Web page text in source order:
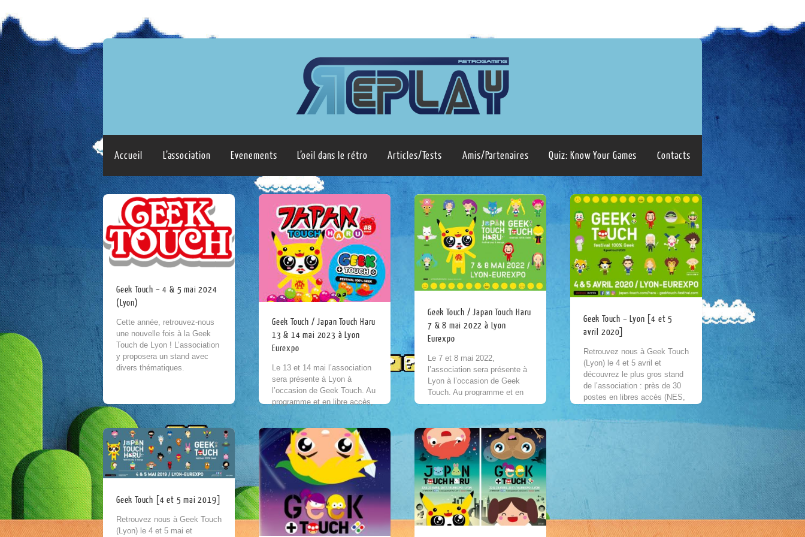
Accueil L’association Evenements L’oeil dans le rétro Articles/Tests Amis/Partenaires Quiz: Know Your Games Contacts
Geek Touch – 4 & 5 mai 2024
(Lyon)
Cette année, retrouvez-nous
une nouvelle fois à la Geek
Touch de Lyon ! L’association
y proposera un stand avec
divers thématiques.
l’Atarai 2600...
Geek Touch / Japan Touch Haru
13 & 14 mai 2023 à Lyon
Eurexpo
Le 13 et 14 mai l’association
sera présente à Lyon à
l’occasion de Geek Touch. Au
programme et en libre accès,
machines mythiques que
nous proposons de...
Geek Touch / Japan Touch Haru
7 & 8 mai 2022 à Lyon
Eurexpo
Le 7 et 8 mai 2022,
l’association sera présente à
Lyon à l’occasion de Geek
Touch. Au programme et en
libre accès : une rétrospective
Geek Touch – Lyon [4 et 5
avril 2020]
Retrouvez nous à Geek Touch
(Lyon) le 4 et 5 avril et
découvrez le plus gros stand
de l’association : près de 30
postes en libres accès (NES,
Mega Drive,...
Geek Touch [4 et 5 mai 2019]
Retrouvez nous à Geek Touch
(Lyon) le 4 et 5 mai et